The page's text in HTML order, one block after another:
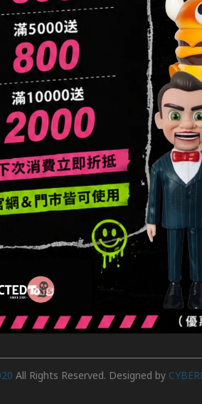
聯繫我們 統編：83363549 信箱：
業時間：11:00-22:00 地址：高雄市楠
營業時間：11:00-22:00 地址：台北市中
制度說明 紅利點數說明
All Rights Reserved. Designed by